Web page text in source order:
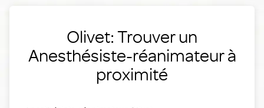
Olivet: Trouver un
Anesthésiste-réanimateur à
proximité